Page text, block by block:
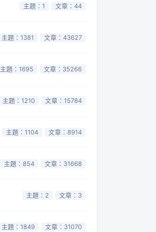
主題：1 文章：44
主題：1381 文章：43627
主題：1695 文章：35266
主題：1210 文章：15784
主題：1104 文章：8914
主題：854 文章：31668
主題：2 文章：3
主題：1849 文章：31070